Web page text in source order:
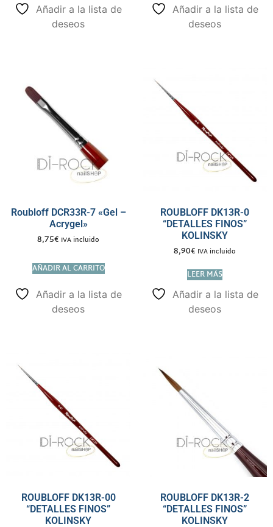
Añadir a la lista de
deseos
Añadir a la lista de
deseos
Roubloff DCR33R-7 «Gel –
Acrygel»
8,75€ IVA incluido
AÑADIR AL CARRITO
Añadir a la lista de
deseos
ROUBLOFF DK13R-0
“DETALLES FINOS”
KOLINSKY
8,90€ IVA incluido
LEER MÁS
Añadir a la lista de
deseos
ROUBLOFF DK13R-00
“DETALLES FINOS”
KOLINSKY
ROUBLOFF DK13R-2
“DETALLES FINOS”
KOLINSKY